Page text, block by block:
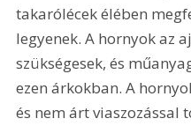
takarólécek élében
legyenek. A hornyok az
szükségesek, és
ezen árkokban. A
és nem árt viaszozással